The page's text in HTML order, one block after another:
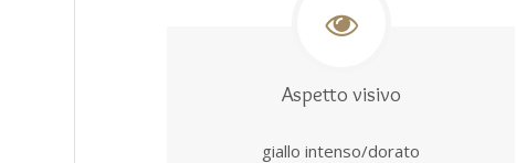
Aspetto visivo
giallo intenso/dorato